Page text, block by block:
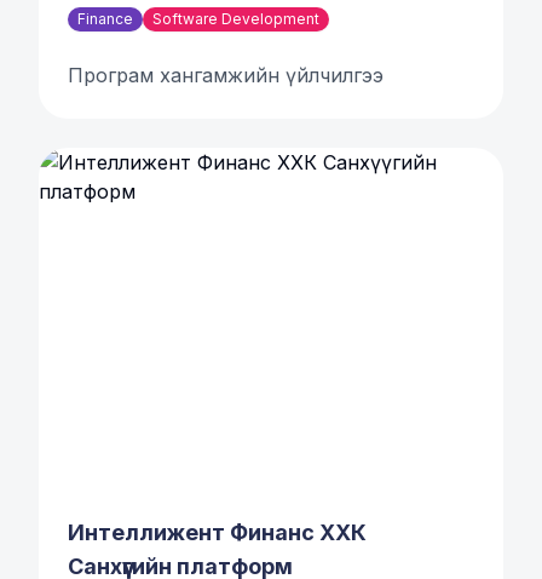
Finance Software Development
Програм хангамжийн үйлчилгээ
Интеллижент Финанс ХХК
Санхүүгийн платформ